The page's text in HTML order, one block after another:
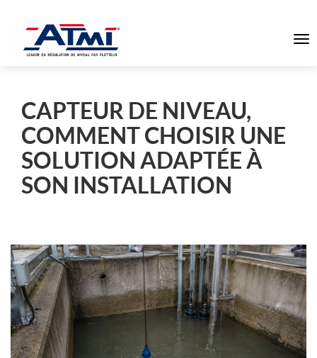
CAPTEUR DE NIVEAU,
COMMENT CHOISIR UNE
SOLUTION ADAPTÉE À
SON INSTALLATION